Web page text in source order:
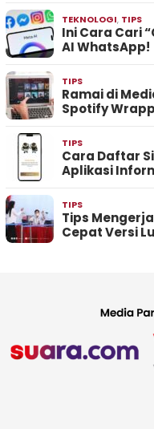
TEKNOLOGI, TIPS
Ini Cara Cari
AI WhatsApp!
TIPS
Ramai di
Spotify
TIPS
Cara Daftar
Aplikasi
TIPS
Tips
Cepat Versi